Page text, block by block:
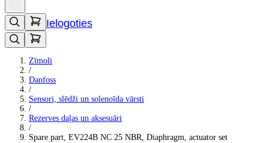
Ielogoties
Zīmoli
/
Danfoss
/
Sensori, slēdži un solenoīda vārsti
/
Rezerves daļas un aksesuāri
/
Spare part, EV224B NC 25 NBR, Diaphragm, actuator set